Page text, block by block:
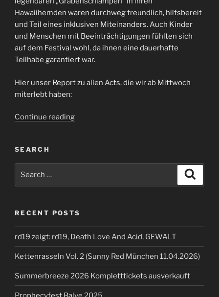
Hawaiihemden waren durchweg freundlich, hilfsbereit
und Teil eines inklusiven Miteinanders. Auch Kinder
und Menschen mit Beeinträchtigungen fühlten sich
auf dem Festival wohl, da ihnen eine dauerhafte
Teilhabe garantiert war.
Hier unser Report zu allen Acts, die wir ab Mittwoch
miterlebt haben:
Continue reading“Summerbreeze
SEARCH
RECENT POSTS
rd19 zeigt: rd19, Death Love And Acid, GEWALT
Kettenrasseln Vol. 2 (Sunny Red München 11.04.2026)
Summerbreeze 2026 Kompletttickets ausverkauft